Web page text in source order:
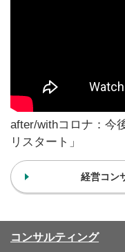
after/withコロナ：今
リスタート」
経営コン
コンサルティング